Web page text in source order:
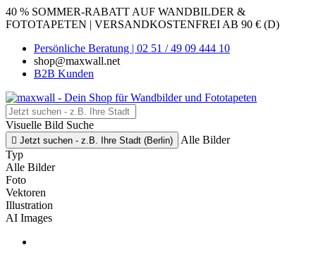
40 % SOMMER-RABATT AUF WANDBILDER &
FOTOTAPETEN | VERSANDKOSTENFREI AB 90 € (D)
Persönliche Beratung | 02 51 / 49 09 444 10
shop@maxwall.net
B2B Kunden
Visuelle Bild Suche
 Jetzt suchen - z.B. Ihre Stadt (Berlin)
Alle Bilder
Typ
Alle Bilder
Foto
Vektoren
Illustration
AI Images